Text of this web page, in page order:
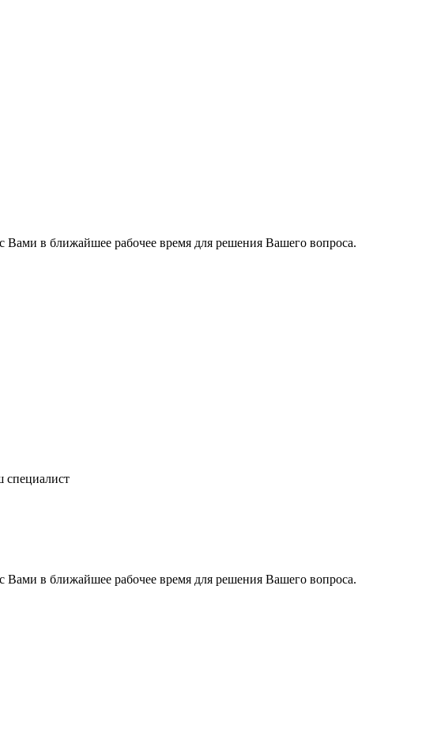
в ближайшее рабочее время для решения Вашего вопроса.
специалист
в ближайшее рабочее время для решения Вашего вопроса.